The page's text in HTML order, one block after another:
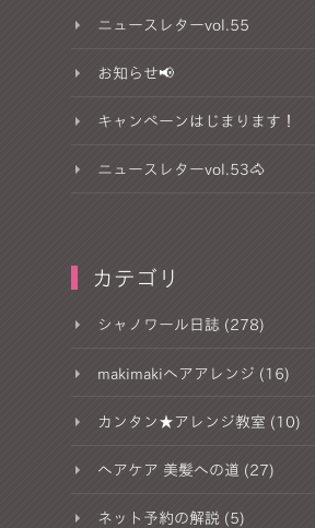
ニュースレターvol.55
お知らせ📢
キャンペーンはじまります！
ニュースレターvol.53🐴
カテゴリ
シャノワール日誌 (278)
makimakiヘアアレンジ (16)
カンタン★アレンジ教室 (10)
ヘアケア 美髪への道 (27)
ネット予約の解説 (5)